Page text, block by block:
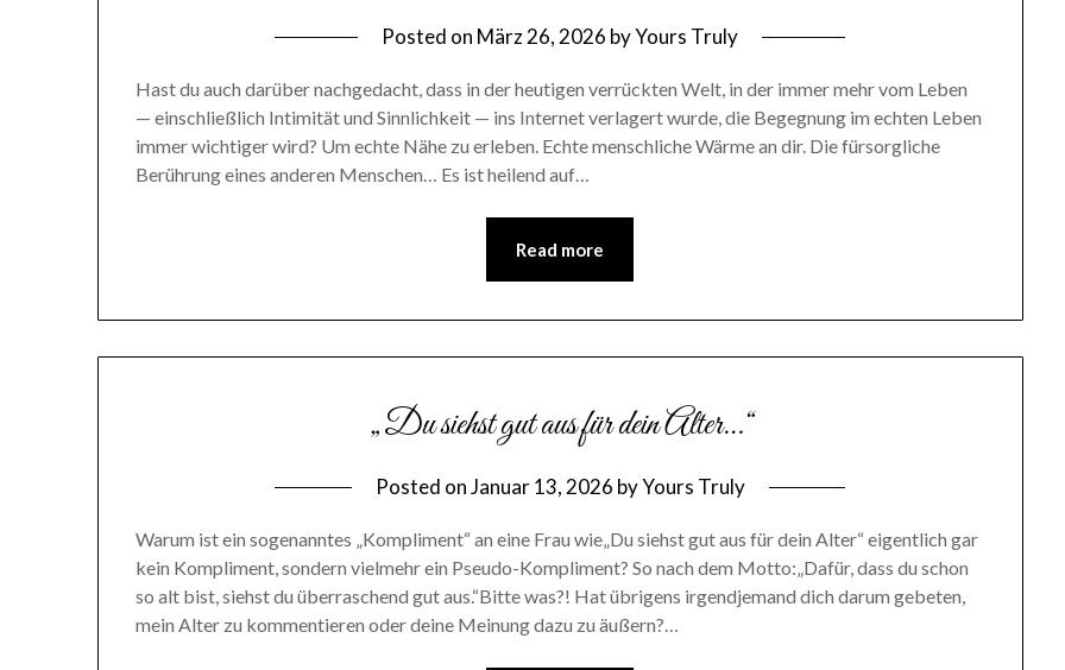
Posted on März 26, 2026 byYours Truly
Hast du auch darüber nachgedacht, dass in der heutigen verrückten Welt, in der immer mehr vom Leben
— einschließlich Intimität und Sinnlichkeit — ins Internet verlagert wurde, die Begegnung im echten Leben
immer wichtiger wird? Um echte Nähe zu erleben. Echte menschliche Wärme an dir. Die fürsorgliche
Berührung eines anderen Menschen… Es ist heilend auf…
Read more
„Du siehst gut aus für dein Alter…“
Posted onJanuar 13, 2026 byYours Truly
Warum ist ein sogenanntes „Kompliment“ an eine Frau wie„Du siehst gut aus für dein Alter“ eigentlich gar
kein Kompliment, sondern vielmehr ein Pseudo-Kompliment? So nach dem Motto:„Dafür, dass du schon
so alt bist, siehst du überraschend gut aus.“Bitte was?! Hat übrigens irgendjemand dich darum gebeten,
mein Alter zu kommentieren oder deine Meinung dazu zu äußern?…